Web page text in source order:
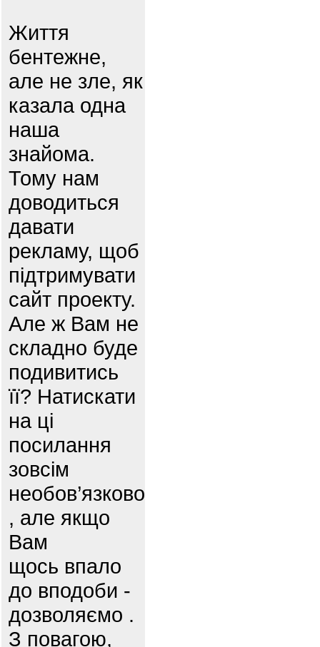
Життя
бентежне,
але не зле, як
казала одна
наша
знайома.
Тому нам
доводиться
давати
рекламу, щоб
підтримувати
сайт проекту.
Але ж Вам не
складно буде
подивитись
її? Натискати
на ці
посилання
зовсім
необов’язково
, але якщо
Вам
щось впало
до вподоби -
дозволяємо .
З повагою,